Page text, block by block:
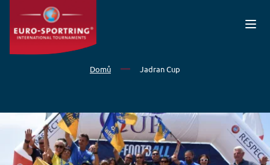
Přejít k hlavnímu obsahu
Domů Jadran Cup